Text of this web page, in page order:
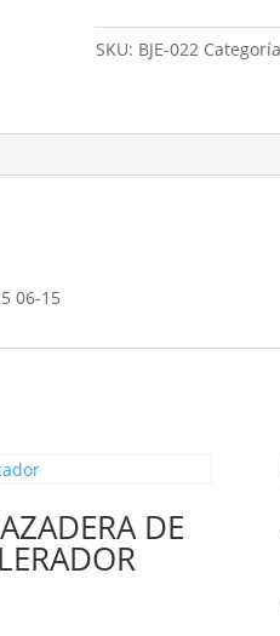
SKU: BJE-022
06-15
DE